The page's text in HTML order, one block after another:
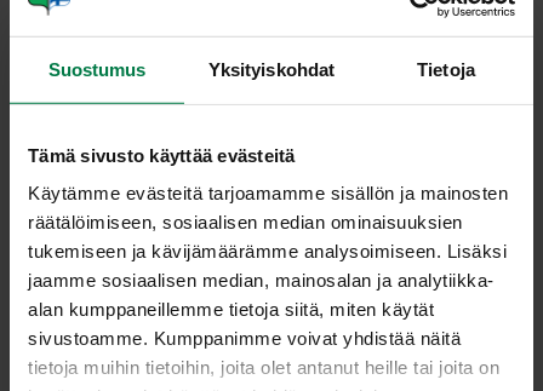
Suostumus Yksityiskohdat Tietoja
Tämä sivusto käyttää evästeitä
Käytämme evästeitä tarjoamamme sisällön ja mainosten
räätälöimiseen, sosiaalisen median ominaisuuksien
tukemiseen ja kävijämäärämme analysoimiseen. Lisäksi
jaamme sosiaalisen median, mainosalan ja analytiikka-
alan kumppaneillemme tietoja siitä, miten käytät
sivustoamme. Kumppanimme voivat yhdistää näitä
tietoja muihin tietoihin, joita olet antanut heille tai joita on
salaattilautaselle.
Jos tahdot salaatista ruokaisan, lisää salaateille
kuutioitua broileria.
Paahda paahtoleivät ja hiero niihin valkosipulia.
Viipaloi muutama mansikka myös jokaiselle
Leikkaa vuohenjuustosta noin 1,5 cm:n paksuinen
viipale jokaiselle leivälle ja ripottele pinnalle pippuria.
Laita leivät uunipellille.
Survo loput mansikat ja mausta mansikkasose
balsamicolla sekä ripauksella suolaa. Pirskota
kastiketta salaattilautasille.